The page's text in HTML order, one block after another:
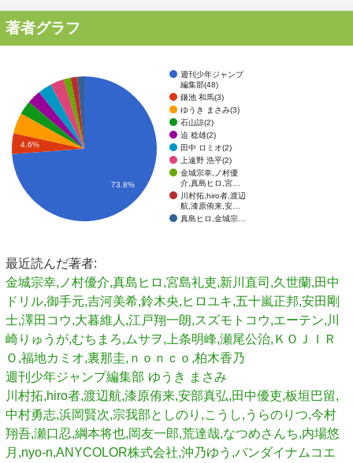
著者グラフ
週刊少年ジャンプ
編集部(48)
鎌池 和馬(3)
ゆうき まさみ(3)
石山諒(2)
迫 稔雄(2)
田中 ロミオ(2)
上遠野 浩平(2)
金城宗幸,ノ村優
介,真島ヒロ,宮…
川村拓,hiro者,渡辺
航,漆原侑来,安…
真島ヒロ,金城宗…
4.6%
73.8%
最近読んだ著者:
金城宗幸,ノ村優介,真島ヒロ,宮島礼吏,新川直司,久世蘭,田中
ドリル,御手元,吉河美希,鈴木央,ヒロユキ,五十嵐正邦,安田剛
士,澤田コウ,大暮維人,江戸翔一朗,スズモトコウ,エーテン,川
崎りゅうが,むちまろ,ムサヲ,上条明峰,瀬尾公治,ＫＯＪＩＲ
Ｏ,福地カミオ,裏那圭,ｎｏｎｃｏ,柏木香乃
週刊少年ジャンプ編集部 ゆうき まさみ
川村拓,hiro者,渡辺航,漆原侑来,安部真弘,田中優吏,板垣巴留,
中村勇志,浜岡賢次,宗我部としのり,こうし,うらのりつ,今村
翔吾,瀬口忍,綱本将也,岡友一郎,荒達哉,なつめさんち,内場悠
月,nyo-n,ANYCOLOR株式会社,沖乃ゆう,バンダイナムコエ